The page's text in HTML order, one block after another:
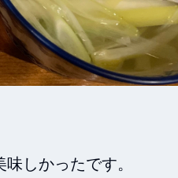
しかったです。